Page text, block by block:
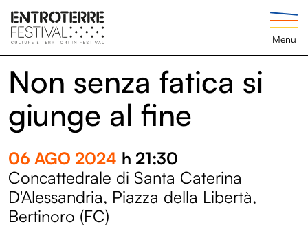
Menu
Non senza fatica si
giunge al fine
06 AGO 2024 h 21:30
Concattedrale di Santa Caterina
D'Alessandria, Piazza della Libertà,
Bertinoro (FC)